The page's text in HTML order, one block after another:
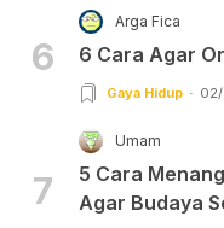
6
Arga Fica
6 Cara Agar
Gaya Hidup
7
Umam
5 Cara
Agar Budaya